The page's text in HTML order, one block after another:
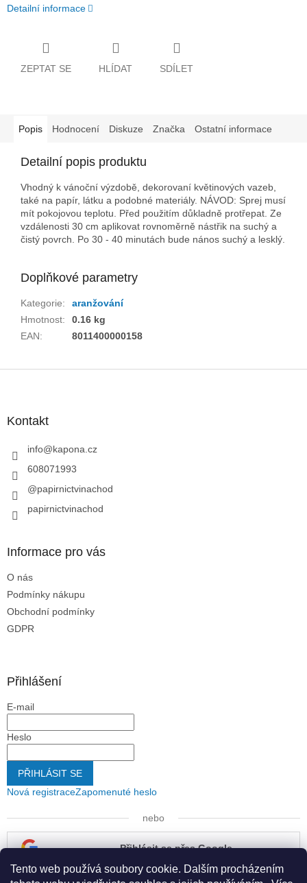
Tento web používá soubory cookie. Dalším procházením
Detailní informace
ZEPTAT SE HLÍDAT SDÍLET
Popis Hodnocení Diskuze Značka Ostatní informace
Detailní popis produktu
Vhodný k vánoční výzdobě, dekorovaní květinových vazeb,
také na papír, látku a podobné materiály. NÁVOD: Sprej musí
mít pokojovou teplotu. Před použitím důkladně protřepat. Ze
vzdálenosti 30 cm aplikovat rovnoměrně nástřik na suchý a
čistý povrch. Po 30 - 40 minutách bude nános suchý a lesklý.
Doplňkové parametry
Kategorie:
aranžování
Hmotnost:
0.16 kg
EAN: 8011400000158
Kontakt
info@kapona.cz
608071993
@papirnictvinachod
papirnictvinachod
Informace pro vás
O nás
Podmínky nákupu
Obchodní podmínky
GDPR
Přihlášení
E-mail
Heslo
PŘIHLÁSIT SE
Nová registraceZapomenuté heslo
nebo
Přihlásit se přes Google